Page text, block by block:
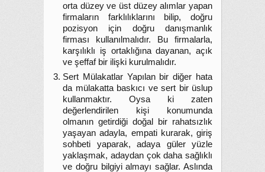
orta düzey ve üst düzey alımlar yapan
firmaların farklılıklarını bilip, doğru
pozisyon için doğru danışmanlık
firması kullanılmalıdır. Bu firmalarla,
karşılıklı iş ortaklığına dayanan, açık
ve şeffaf bir ilişki kurulmalıdır.
Sert Mülakatlar Yapılan bir diğer hata
da mülakatta baskıcı ve sert bir üslup
kullanmaktır. Oysa ki zaten
değerlendirilen kişi konumunda
olmanın getirdiği doğal bir rahatsızlık
yaşayan adayla, empati kurarak, giriş
sohbeti yaparak, adaya güler yüzle
yaklaşmak, adaydan çok daha sağlıklı
ve doğru bilgiyi almayı sağlar. Aslında